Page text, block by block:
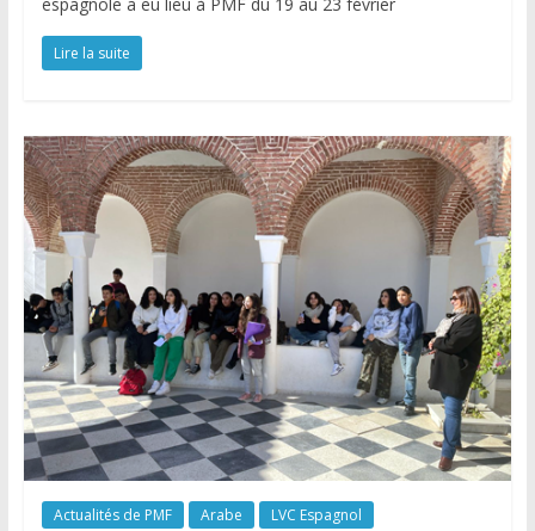
Lire la suite
Actualités de PMF Arabe LVC Espagnol